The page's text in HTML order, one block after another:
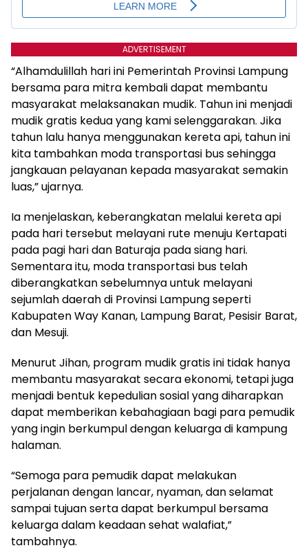
ADVERTISEMENT
“Alhamdulillah hari ini Pemerintah Provinsi Lampung
bersama para mitra kembali dapat membantu
masyarakat melaksanakan mudik. Tahun ini menjadi
mudik gratis kedua yang kami selenggarakan. Jika
tahun lalu hanya menggunakan kereta api, tahun ini
kita tambahkan moda transportasi bus sehingga
jangkauan pelayanan kepada masyarakat semakin
luas,” ujarnya.
Ia menjelaskan, keberangkatan melalui kereta api
pada hari tersebut melayani rute menuju Kertapati
pada pagi hari dan Baturaja pada siang hari.
Sementara itu, moda transportasi bus telah
diberangkatkan sebelumnya untuk melayani
sejumlah daerah di Provinsi Lampung seperti
Kabupaten Way Kanan, Lampung Barat, Pesisir Barat,
dan Mesuji.
Menurut Jihan, program mudik gratis ini tidak hanya
membantu masyarakat secara ekonomi, tetapi juga
menjadi bentuk kepedulian sosial yang diharapkan
dapat memberikan kebahagiaan bagi para pemudik
yang ingin berkumpul dengan keluarga di kampung
halaman.
“Semoga para pemudik dapat melakukan
perjalanan dengan lancar, nyaman, dan selamat
sampai tujuan serta dapat berkumpul bersama
keluarga dalam keadaan sehat walafiat,”
tambahnya.